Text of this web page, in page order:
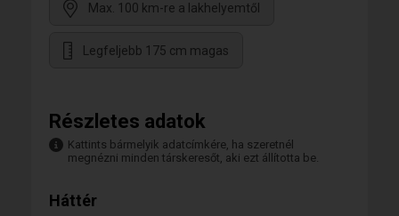
Max. 100 km-re a lakhelyemtől
Legfeljebb 175 cm magas
Részletes adatok
Kattints bármelyik adatcímkére, ha szeretnél
megnézni minden társkeresőt, aki ezt állította be.
Háttér